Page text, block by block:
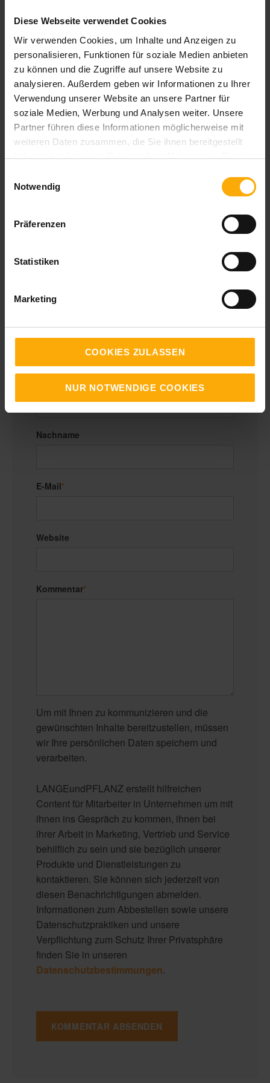
Diese Webseite verwendet Cookies
Wir verwenden Cookies, um Inhalte und Anzeigen zu
personalisieren, Funktionen für soziale Medien anbieten
zu können und die Zugriffe auf unsere Website zu
analysieren. Außerdem geben wir Informationen zu Ihrer
Verwendung unserer Website an unsere Partner für
soziale Medien, Werbung und Analysen weiter. Unsere
Partner führen diese Informationen möglicherweise mit
weiteren Daten zusammen, die Sie ihnen bereitgestellt
haben oder die sie im Rahmen Ihrer Nutzung der Dienste
Notwendig
Präferenzen
Statistiken
Marketing
COOKIES ZULASSEN
NUR NOTWENDIGE COOKIES
>> weiterlesen
Vorname*
Nachname
E-Mail*
Website
Kommentar*
Um mit Ihnen zu kommunizieren und die
gewünschten Inhalte bereitzustellen, müssen
wir Ihre persönlichen Daten speichern und
verarbeiten.
LANGEundPFLANZ erstellt hilfreichen
Content für Mitarbeiter in Unternehmen um mit
ihnen ins Gespräch zu kommen, ihnen bei
ihrer Arbeit in Marketing, Vertrieb und Service
behilflich zu sein und sie bezüglich unserer
Produkte und Dienstleistungen zu
kontaktieren. Sie können sich jederzeit von
diesen Benachrichtigungen abmelden.
Informationen zum Abbestellen sowie unsere
Datenschutzpraktiken und unsere
Verpflichtung zum Schutz Ihrer Privatsphäre
finden Sie in unseren
Datenschutzbestimmungen.